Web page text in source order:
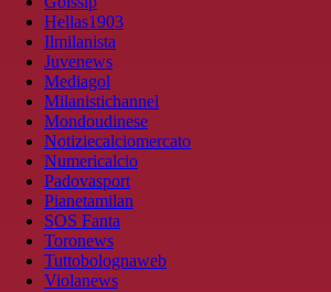
Hellas1903
Ilmilanista
Juvenews
Mediagol
Milanistichannel
Mondoudinese
Notiziecalciomercato
Numericalcio
Padovasport
Pianetamilan
SOS Fanta
Toronews
Tuttobolognaweb
Violanews